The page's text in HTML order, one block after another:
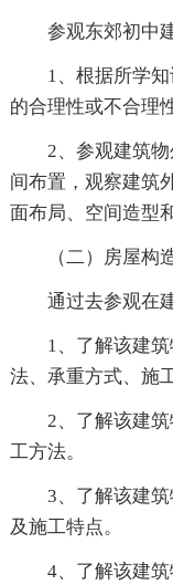
参观东郊初中
1、根据所学
的合理性或不合理
2、参观建筑
间布置，观察建筑
面布局、空间造型
（二）房屋构
通过去参观在
1、了解该建
法、承重方式、施
2、了解该建
工方法。
3、了解该建
及施工特点。
4、了解该建